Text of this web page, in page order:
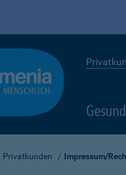
Privatkunden Impressum/